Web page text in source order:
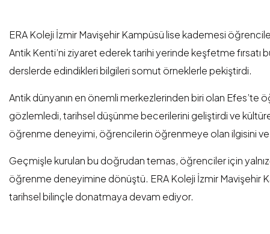
ERA Koleji İzmir Mavişehir Kampüsü lise kademesi
Antik Kenti’ni ziyaret ederek tarihi yerinde keşfetme
derslerde edindikleri bilgileri somut örneklerle pekiştirdi.
Antik dünyanın en önemli merkezlerinden biri olan Efes’te
gözlemledi, tarihsel düşünme becerilerini geliştirdi ve kültürel
öğrenme deneyimi, öğrencilerin öğrenmeye olan ilgisini ve
Geçmişle kurulan bu doğrudan temas, öğrenciler için
öğrenme deneyimine dönüştü. ERA Koleji İzmir Mavişehir
tarihsel bilinçle donatmaya devam ediyor.